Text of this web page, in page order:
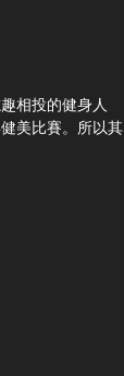
相投的健身人
美比賽。所以其